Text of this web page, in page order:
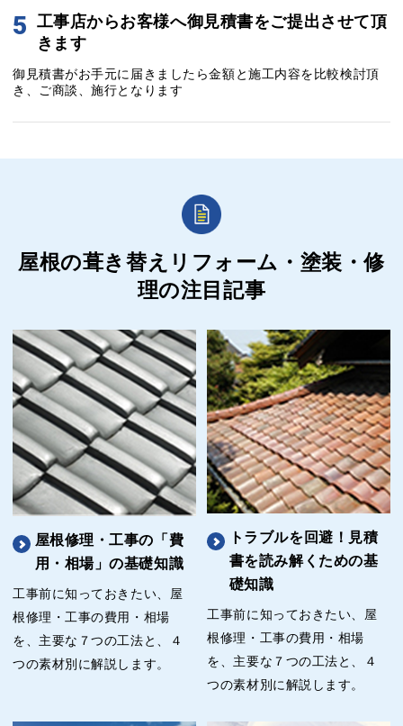
5 工事店からお客様へ御見積書をご提出させて頂
きます
御見積書がお手元に届きましたら金額と施工内容を比較検討頂
き、ご商談、施行となります
屋根の葺き替えリフォーム・塗装・修
理の注目記事
屋根修理・工事の「費
用・相場」の基礎知識
工事前に知っておきたい、屋
根修理・工事の費用・相場
を、主要な７つの工法と、４
つの素材別に解説します。
トラブルを回避！見積
書を読み解くための基
礎知識
工事前に知っておきたい、屋
根修理・工事の費用・相場
を、主要な７つの工法と、４
つの素材別に解説します。